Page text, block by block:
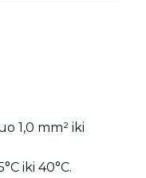
1,0 mm² iki
iki 40°C.